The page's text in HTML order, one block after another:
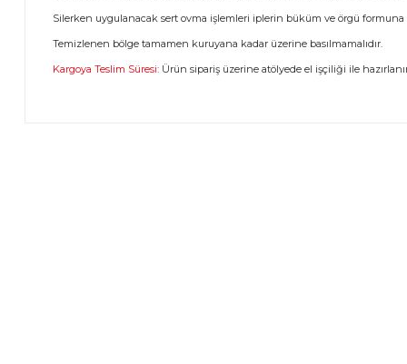
Silerken uygulanacak sert ovma işlemleri iplerin büküm ve örgü formuna
Temizlenen bölge tamamen kuruyana kadar üzerine basılmamalıdır.
Kargoya Teslim Süresi: Ürün sipariş üzerine atölyede el işçiliği ile